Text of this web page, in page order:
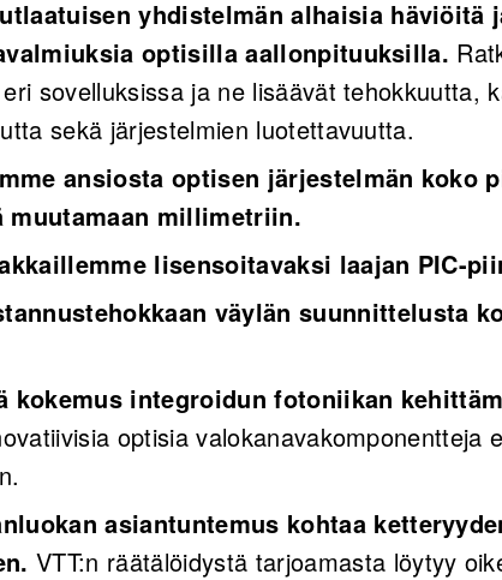
yhdistelmän alhaisia häviöitä
optisilla aallonpituuksilla.
sovelluksissa ja ne lisäävät tehokkuutta,
sekä järjestelmien luotettavuutta.
ansiosta optisen järjestelmän koko
muutamaan millimetriin.
lisensoitavaksi laajan PIC-
väylän suunnittelusta
kokemus integroidun fotoniikan
optisia valokanavakomponentteja
asiantuntemus kohtaa
VTT:n räätälöidystä tarjoamasta löytyy